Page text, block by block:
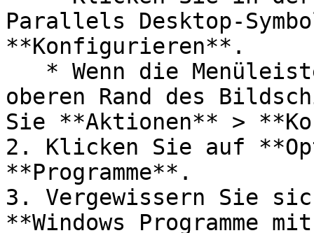
Parallels Desktop-
**Konfigurieren**.
oberen Rand des
Sie **Aktionen** >
2. Klicken Sie auf
**Programme**.
3. Vergewissern Sie
**Windows Programme